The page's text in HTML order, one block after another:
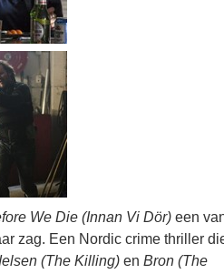
We Die (Innan Vi Dör) een
zag. Een Nordic crime thriller
(The Killing) en Bron (The